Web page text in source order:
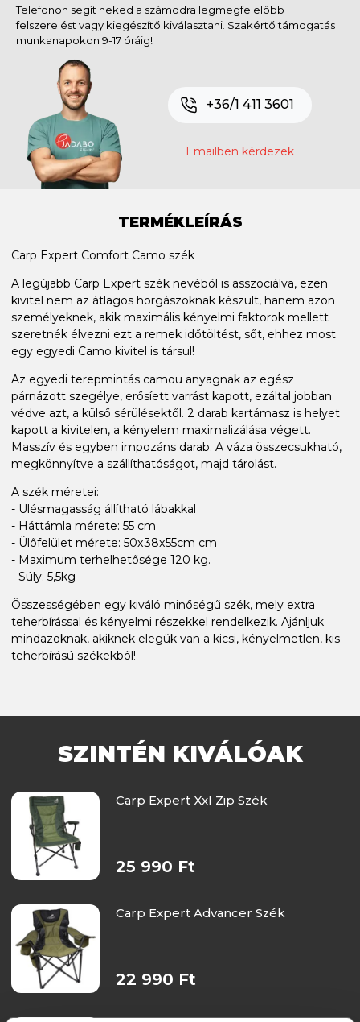
Telefonon segít neked a számodra legmegfelelőbb
felszerelést vagy kiegészítő kiválasztani. Szakértő támogatás
munkanapokon 9-17 óráig!
+36/1 411 3601
Emailben kérdezek
TERMÉKLEÍRÁS
Carp Expert Comfort Camo szék
A legújabb Carp Expert szék nevéből is asszociálva, ezen
kivitel nem az átlagos horgászoknak készült, hanem azon
személyeknek, akik maximális kényelmi faktorok mellett
szeretnék élvezni ezt a remek időtöltést, sőt, ehhez most
egy egyedi Camo kivitel is társul!
Az egyedi terepmintás camou anyagnak az egész
párnázott szegélye, erősíett varrást kapott, ezáltal jobban
védve azt, a külső sérülésektől. 2 darab kartámasz is helyet
kapott a kivitelen, a kényelem maximalizálása végett.
Masszív és egyben impozáns darab. A váza összecsukható,
megkönnyítve a szállíthatóságot, majd tárolást.
A szék méretei:
- Ülésmagasság állítható lábakkal
- Háttámla mérete: 55 cm
- Ülőfelület mérete: 50x38x55cm cm
- Maximum terhelhetősége 120 kg.
- Súly: 5,5kg
Összességében egy kiváló minőségű szék, mely extra
teherbírással és kényelmi részekkel rendelkezik. Ajánljuk
mindazoknak, akiknek elegük van a kicsi, kényelmetlen, kis
teherbírású székekből!
SZINTÉN KIVÁLÓAK
Carp Expert Xxl Zip Szék
25 990 Ft
Carp Expert Advancer Szék
22 990 Ft